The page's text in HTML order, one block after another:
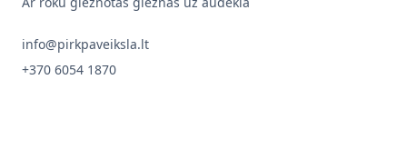
info@pirkpaveiksla.lt
+370 6054 1870